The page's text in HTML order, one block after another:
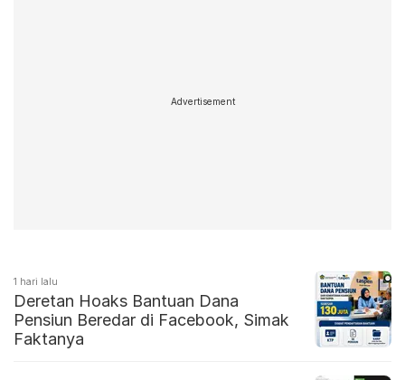
Advertisement
1 hari lalu
Deretan Hoaks Bantuan Dana
Pensiun Beredar di Facebook, Simak
Faktanya